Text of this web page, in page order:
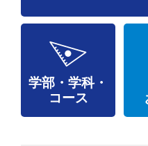
学部・学科・
コース